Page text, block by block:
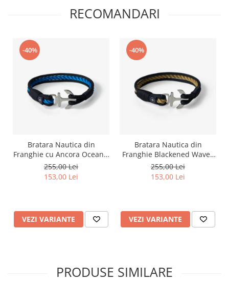
RECOMANDARI
-40%
Bratara Nautica din
Franghie cu Ancora Oceanic
– Old Skipper
255,00 Lei
153,00 Lei
VEZI VARIANTE
-40%
Bratara Nautica din
Franghie Blackened Waves
– Old Skipper
255,00 Lei
153,00 Lei
VEZI VARIANTE
PRODUSE SIMILARE